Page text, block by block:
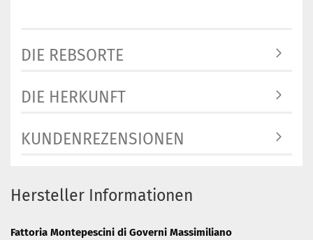
DIE REBSORTE
DIE HERKUNFT
KUNDENREZENSIONEN
Hersteller Informationen
Fattoria Montepescini di Governi Massimiliano